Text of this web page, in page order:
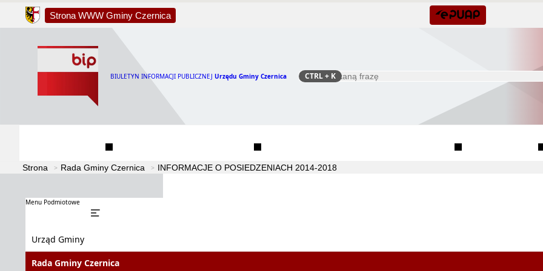
Strona WWW Gminy Czernica
BIULETYN INFORMACJI PUBLICZNEJ Urzędu Gminy Czernica Szukaj
CTRL+ K
Strona Rada Gminy Czernica INFORMACJE O POSIEDZENIACH 2014-2018
Menu Podmiotowe
Urząd Gminy
Rada Gminy Czernica